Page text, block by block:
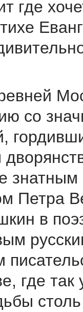
где
со
Петра
в
где так